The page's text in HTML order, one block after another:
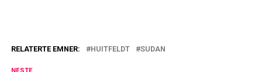
RELATERTE EMNER: HUITFELDT SUDAN